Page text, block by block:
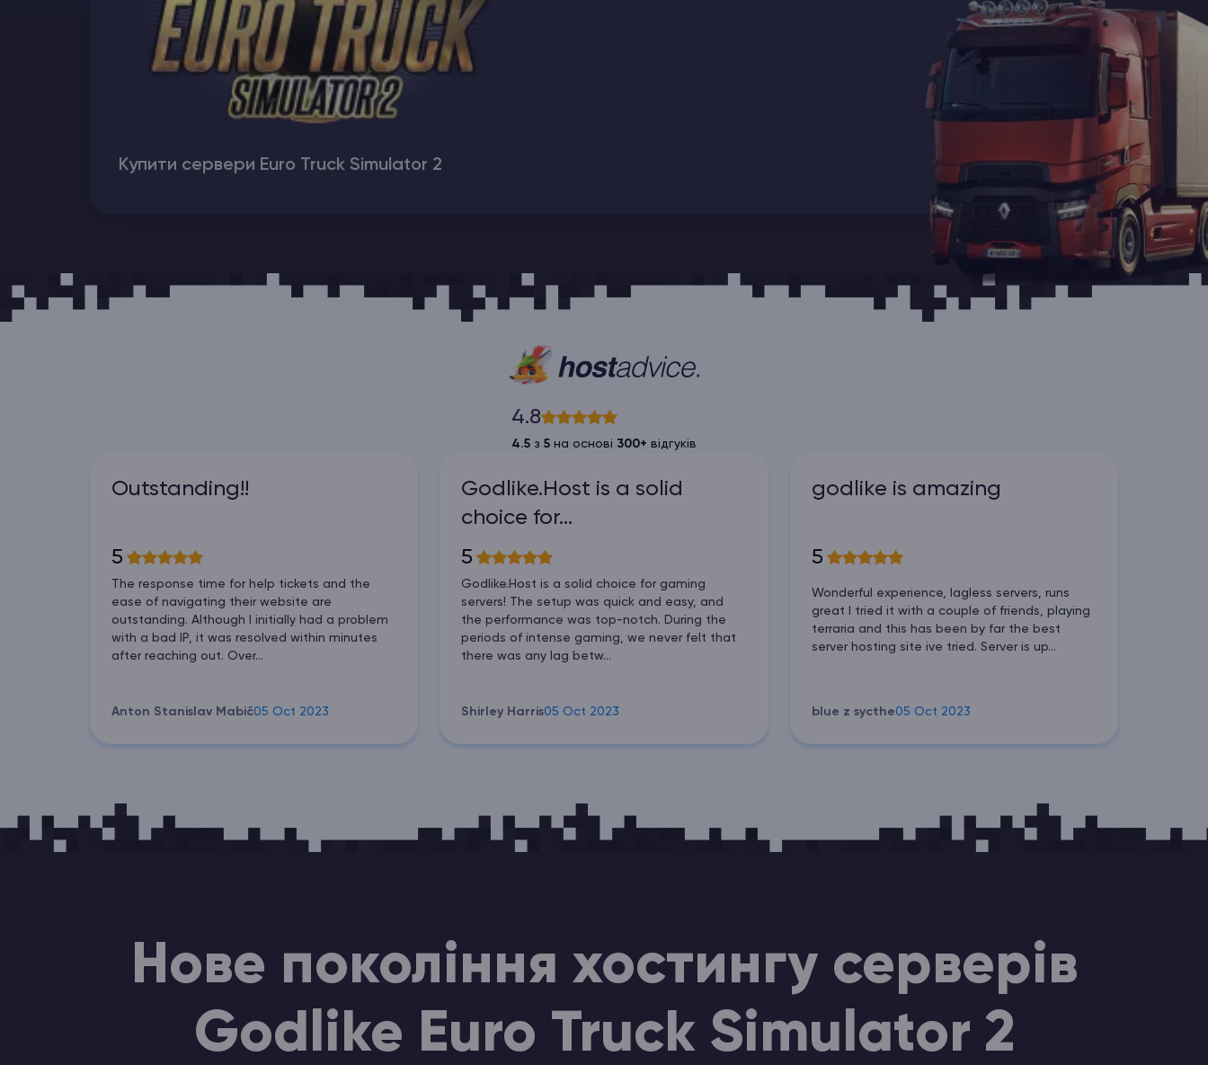
Хостинг Майнкрафт
Купити сервери Euro Truck Simulator 2
4.8
4.5 з 5 на основі 300+ відгуків
Outstanding!!
5
The response time for help tickets and the
ease of navigating their website are
outstanding. Although I initially had a problem
with a bad IP, it was resolved within minutes
after reaching out. Over...
Anton Stanislav Mabič05 Oct 2023
Godlike.Host is a solid
choice for…
5
Godlike.Host is a solid choice for gaming
servers! The setup was quick and easy, and
the performance was top-notch. During the
periods of intense gaming, we never felt that
there was any lag betw...
Shirley Harris05 Oct 2023
godlike is amazing
5
Wonderful experience, lagless servers, runs
great I tried it with a couple of friends, playing
terraria and this has been by far the best
server hosting site ive tried. Server is up...
blue z sycthe05 Oct 2023
Нове покоління хостингу серверів
Godlike Euro Truck Simulator 2